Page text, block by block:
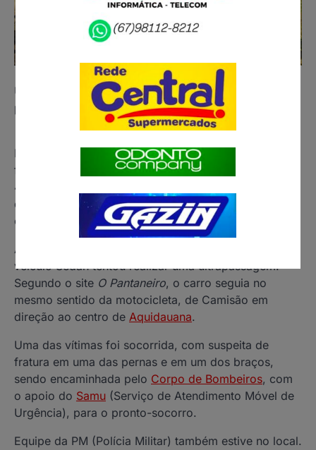
Uma das vítimas apresentou suspeita de fratura na
perna e no braço
Duas mulheres ficaram feridas na manhã desta terça-
feira (17), após serem atingidas por um carro na MS-
450, em
de
Campo Grande. As vítimas seguiam pela rodovia
em uma motocicleta.
A colisão teria ocorrido no momento em que um
veículo Sedan tentou realizar uma ultrapassagem.
Segundo o site O Pantaneiro, o carro seguia no
mesmo sentido da motocicleta, de Camisão em
direção ao centro de Aquidauana.
Uma das vítimas foi socorrida, com suspeita de
fratura em uma das pernas e em um dos braços,
sendo encaminhada pelo Corpo de Bombeiros, com
o apoio do Samu (Serviço de Atendimento Móvel de
Urgência), para o pronto-socorro.
Equipe da PM (Polícia Militar) também estive no local.